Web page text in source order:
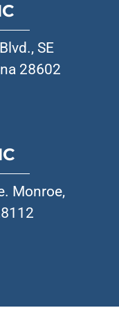
SE
28602
Monroe,